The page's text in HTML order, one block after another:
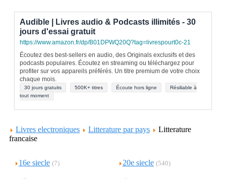
Audible | Livres audio & Podcasts illimités - 30
jours d'essai gratuit
https://www.amazon.fr/dp/B01DPWQ20Q?tag=livrespourt0c-21
Écoutez des best-sellers en audio, des Originals exclusifs et des
podcasts populaires. Écoutez en streaming ou téléchargez pour
profiter sur vos appareils préférés. Un titre premium de votre choix
chaque mois.
30 jours gratuits 500K+ titres Écoute hors ligne
Résiliable à
tout moment
Livres electroniques Litterature par pays
Litterature
francaise
16e siecle (7) 20e siecle (540)